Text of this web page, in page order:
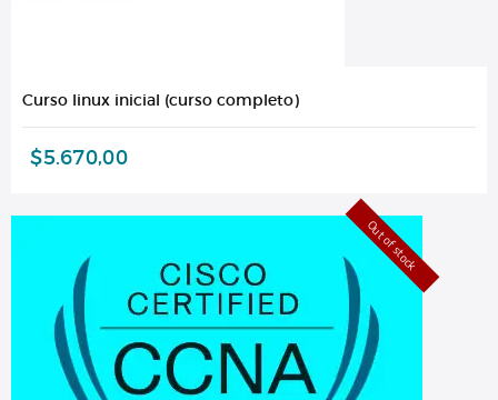
Curso linux inicial (curso completo)
$5.670,00
Out of stock